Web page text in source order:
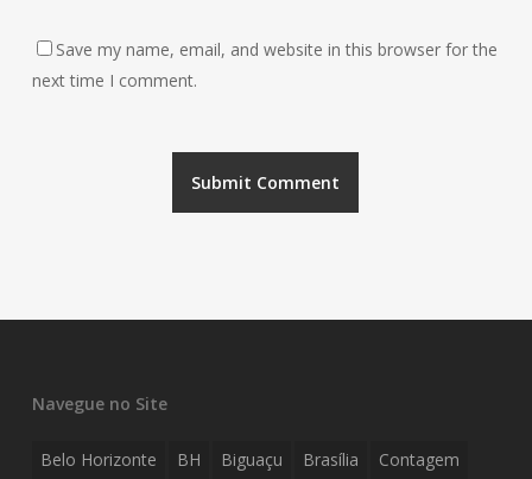
Save my name, email, and website in this browser for the
next time I comment.
Navegue no Site
Belo Horizonte BH Biguaçu Brasília
Contagem